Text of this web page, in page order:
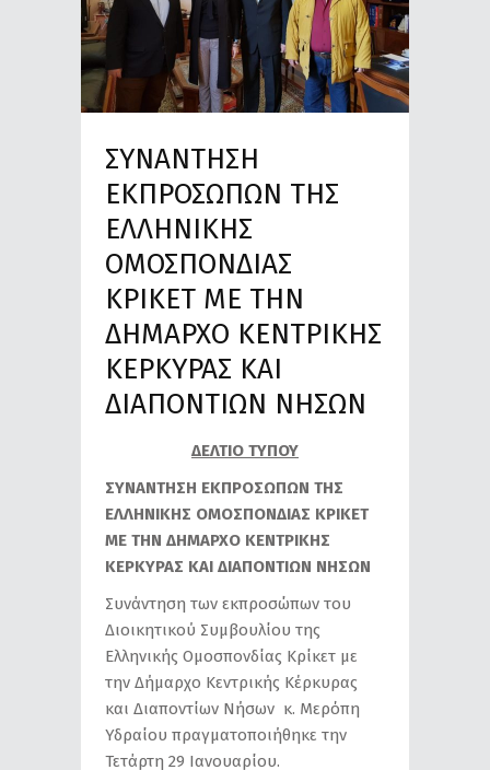
ΣΥΝΑΝΤΗΣΗ
ΕΚΠΡΟΣΩΠΩΝ ΤΗΣ
ΕΛΛΗΝΙΚΗΣ
ΟΜΟΣΠΟΝΔΙΑΣ
ΚΡΙΚΕΤ ΜΕ ΤΗΝ
ΔΗΜΑΡΧΟ ΚΕΝΤΡΙΚΗΣ
ΚΕΡΚΥΡΑΣ ΚΑΙ
ΔΙΑΠΟΝΤΙΩΝ ΝΗΣΩΝ
ΔΕΛΤΙΟ ΤΥΠΟΥ
ΣΥΝΑΝΤΗΣΗ ΕΚΠΡΟΣΩΠΩΝ ΤΗΣ
ΕΛΛΗΝΙΚΗΣ ΟΜΟΣΠΟΝΔΙΑΣ ΚΡΙΚΕΤ
ΜΕ ΤΗΝ ΔΗΜΑΡΧΟ ΚΕΝΤΡΙΚΗΣ
ΚΕΡΚΥΡΑΣ ΚΑΙ ΔΙΑΠΟΝΤΙΩΝ ΝΗΣΩΝ
Συνάντηση των εκπροσώπων του
Διοικητικού Συμβουλίου της
Ελληνικής Ομοσπονδίας Κρίκετ με
την Δήμαρχο Κεντρικής Κέρκυρας
και Διαποντίων Νήσων κ. Μερόπη
Υδραίου πραγματοποιήθηκε την
Τετάρτη 29 Ιανουαρίου.